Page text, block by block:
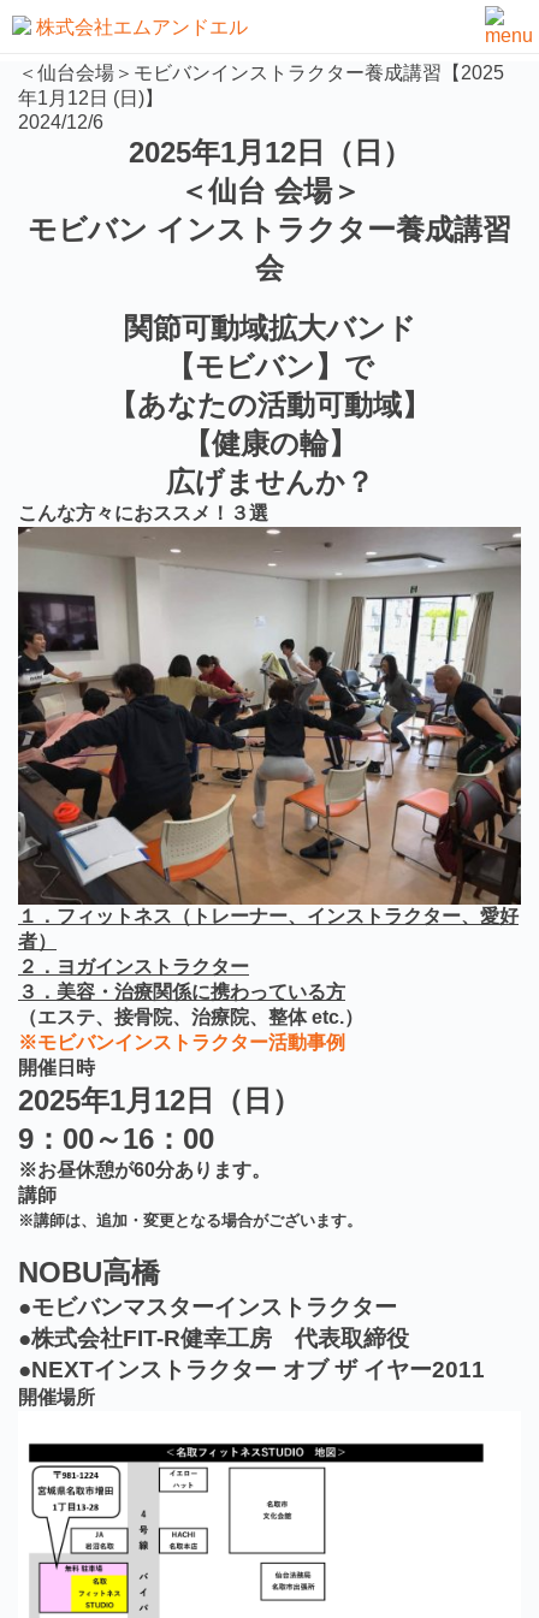
お知らせ
＜仙台会場＞モビバンインストラクター養成講習【2025
年1月12日 (日)】
2024/12/6
2025年1月12日（日 ）
＜仙台 会場＞
モビバン インストラクター養成講習
会
関節可動域拡大バンド
【モビバン】で
【あなたの活動可動域】
【健康の輪】
広げませんか？
こんな方々におススメ！３選
１．フィットネス（トレーナー、インストラクター、愛好
者）
２．ヨガインストラクター
３．美容・治療関係に携わっている方
（エステ、接骨院、治療院、整体 etc.）
※モビバンインストラクター活動事例
開催日時
2025年1月12日（日）
9：00～16：00
※お昼休憩が60分あります。
講師
※講師は、追加・変更となる場合がございます。
NOBU高橋
●モビバンマスターインストラクター
●株式会社FIT-R健幸工房 代表取締役
●NEXTインストラクター オブ ザ イヤー2011
開催場所